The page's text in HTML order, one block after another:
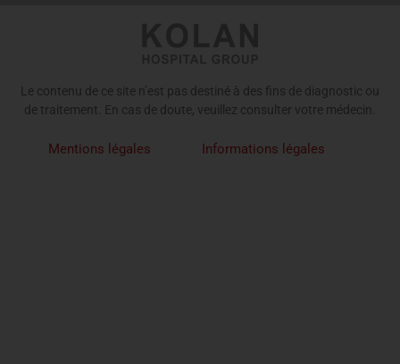
Le contenu de ce site n’est pas destiné à des fins de diagnostic ou
de traitement. En cas de doute, veuillez consulter votre médecin.
Mentions légales Informations légales